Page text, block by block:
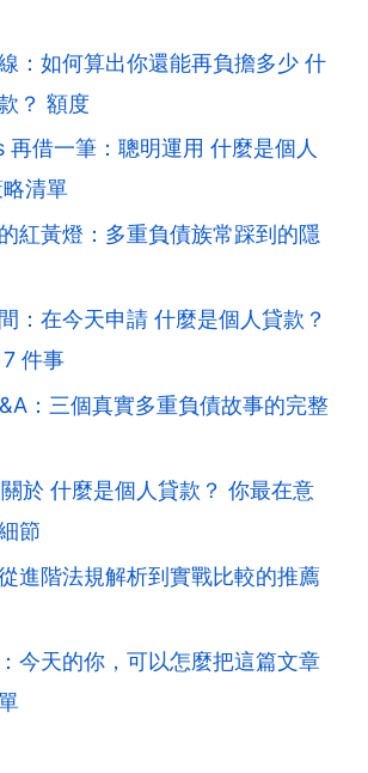
：如何算出你還能再負擔多少 什
？ 額度
再借一筆：聰明運用 什麼是個人
清單
紅黃燈：多重負債族常踩到的隱
：在今天申請 什麼是個人貸款？
件事
：三個真實多重負債故事的完整
於 什麼是個人貸款？ 你最在意
節
進階法規解析到實戰比較的推薦
今天的你，可以怎麼把這篇文章